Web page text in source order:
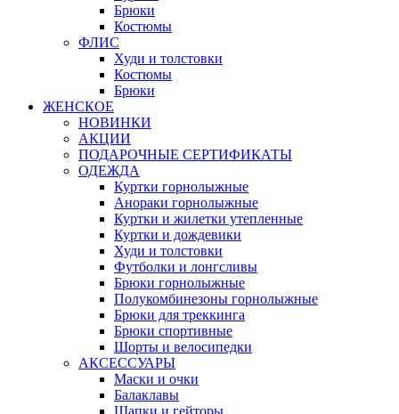
Брюки
Костюмы
ФЛИС
Худи и толстовки
Костюмы
Брюки
ЖЕНСКОЕ
НОВИНКИ
АКЦИИ
ПОДАРОЧНЫЕ СЕРТИФИКАТЫ
ОДЕЖДА
Куртки горнолыжные
Анораки горнолыжные
Куртки и жилетки утепленные
Куртки и дождевики
Худи и толстовки
Футболки и лонгсливы
Брюки горнолыжные
Полукомбинезоны горнолыжные
Брюки для треккинга
Брюки спортивные
Шорты и велосипедки
АКСЕССУАРЫ
Маски и очки
Балаклавы
Шапки и гейторы